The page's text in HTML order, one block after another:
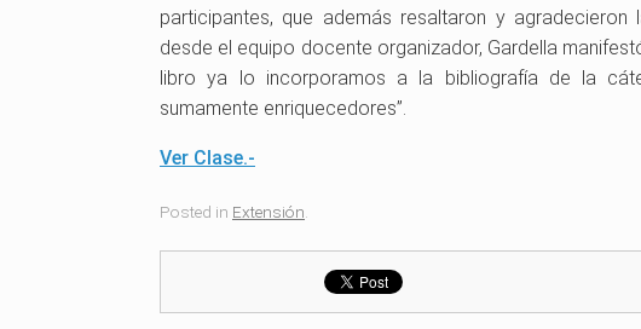
participantes, que además resaltaron y
desde el equipo docente organizador, Gardella
libro ya lo incorporamos a la bibliografía de la
sumamente enriquecedores”.
Ver Clase.-
Posted in Extensión.